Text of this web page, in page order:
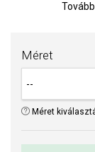
Méret
Méret